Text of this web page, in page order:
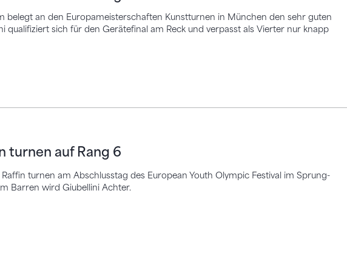
belegt an den Europameisterschaften Kunstturnen in München den sehr guten
qualifiziert sich für den Gerätefinal am Reck und verpasst als Vierter nur knapp
turnen auf Rang 6
turnen am Abschlusstag des European Youth Olympic Festival im Sprung-
Barren wird Giubellini Achter.
auf Rang 6